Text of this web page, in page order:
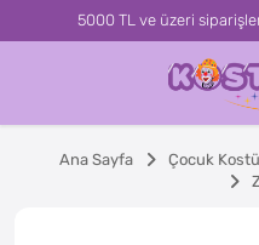
5000 TL ve üzeri
Ana Sayfa Çocuk